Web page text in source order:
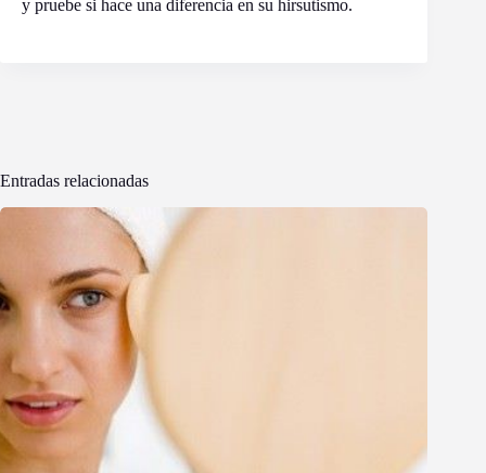
y pruebe si hace una diferencia en su hirsutismo.
Entradas relacionadas